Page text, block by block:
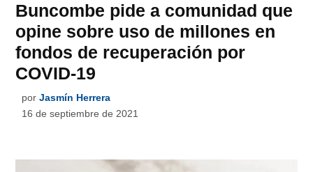
Buncombe pide a comunidad que
opine sobre uso de millones en
fondos de recuperación por
COVID-19
por Jasmín Herrera
16 de septiembre de 2021